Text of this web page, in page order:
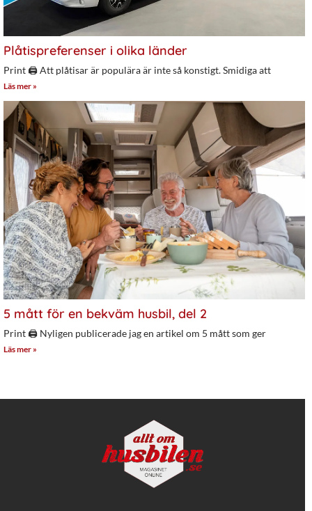
Plåtispreferenser i olika länder
Print 🖨 Att plåtisar är populära är inte så konstigt. Smidiga att
Läs mer »
5 mått för en bekväm husbil, del 2
Print 🖨 Nyligen publicerade jag en artikel om 5 mått som ger
Läs mer »